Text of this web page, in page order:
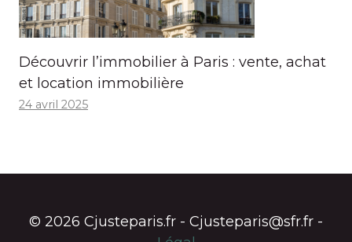
Découvrir l’immobilier à Paris : vente, achat
et location immobilière
24 avril 2025
© 2026 Cjusteparis.fr - Cjusteparis@sfr.fr -